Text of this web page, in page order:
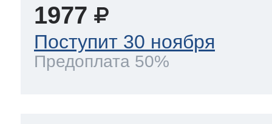
1977
Поступит 30 ноября
Предоплата 50%